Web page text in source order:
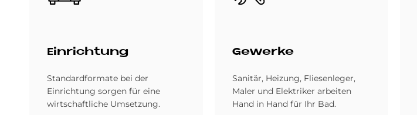
Ein­rich­tung
Standardformate bei der
Einrichtung sorgen für eine
wirtschaftliche Umsetzung.
Ge­wer­ke
Sanitär, Heizung, Fliesenleger,
Maler und Elektriker arbeiten
Hand in Hand für Ihr Bad.